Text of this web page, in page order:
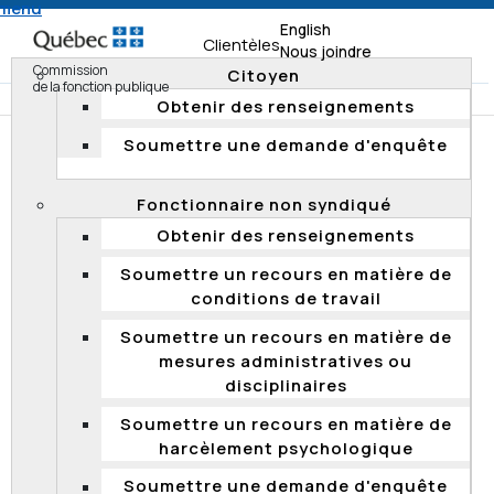
Commission
de la fonction publique
English
Nous joindre
Clientèles
Citoyen
Obtenir des renseignements
Soumettre une demande d'enquête
Fonctionnaire non syndiqué
Obtenir des renseignements
Soumettre un recours en matière de
conditions de travail
Soumettre un recours en matière de
mesures administratives ou
disciplinaires
Soumettre un recours en matière de
harcèlement psychologique
Soumettre une demande d'enquête
Accueil Documentation
Rapports de vérification
Rapports de vérification 2023
RAPPORTS DE VÉRIFICATION 2023
désignations provisoires sur des postes
de cadres au MELCCFP, au MEQ et au
Le 21 juin 2023, la Commission a transmis au ministère
de l’Environnement, de la Lutte contre les
changements climatiques, de la Faune et des Parcs